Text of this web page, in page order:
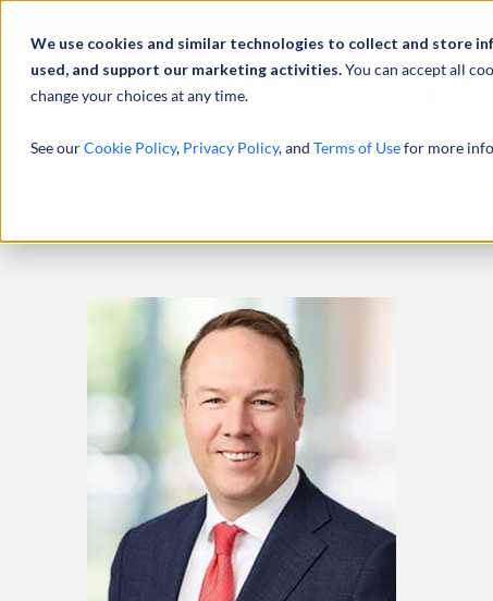
We use cookies and similar technologies to collect and store
used, and support our marketing activities.You can accept all
change your choices at any time.
See ourCookie Policy, Privacy Policy, and Terms of Usefor more